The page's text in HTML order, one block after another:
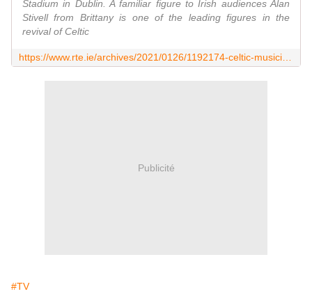
Stadium in Dublin. A familiar figure to Irish audiences Alan
Stivell from Brittany is one of the leading figures in the
revival of Celtic
Publicité
#TV